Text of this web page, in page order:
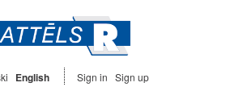
English Sign in Sign up